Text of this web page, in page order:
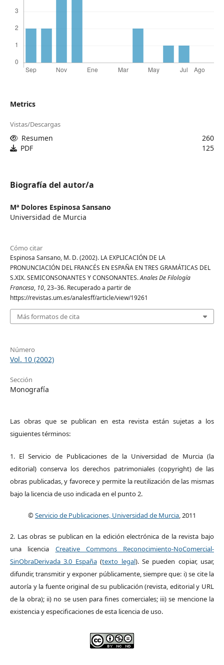
Metrics
Vistas/Descargas
Resumen
260
PDF
125
Biografía del autor/a
Mª Dolores Espinosa Sansano
Universidad de Murcia
Cómo citar
Espinosa Sansano, M. D. (2002). LA EXPLICACIÓN DE LA
PRONUNCIACIÓN DEL FRANCÉS EN ESPAÑA EN TRES GRAMÁTICAS DEL
S.XIX. SEMICONSONANTES Y CONSONANTES.Anales De Filología
Francesa, 10, 23–36. Recuperado a partir de
https://revistas.um.es/analesff/article/view/19261
Más formatos de cita
Número
Vol. 10 (2002)
Sección
Monografía
Las obras que se publican en esta revista están sujetas a los
siguientes términos:
1. El Servicio de Publicaciones de la Universidad de Murcia (la
editorial) conserva los derechos patrimoniales (copyright) de las
obras publicadas, y favorece y permite la reutilización de las mismas
bajo la licencia de uso indicada en el punto 2.
©Servicio de Publicaciones, Universidad de Murcia, 2011
2. Las obras se publican en la edición electrónica de la revista bajo
una licencia Creative Commons Reconocimiento-NoComercial-
SinObraDerivada 3.0 España(texto legal). Se pueden copiar, usar,
difundir, transmitir y exponer públicamente, siempre que: i) se cite la
autoría y la fuente original de su publicación (revista, editorial y URL
de la obra); ii) no se usen para fines comerciales; iii) se mencione la
existencia y especificaciones de esta licencia de uso.